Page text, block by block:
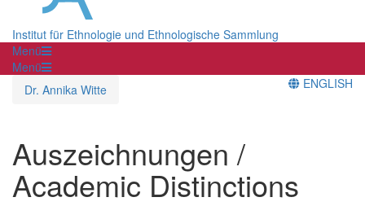
Institut für Ethnologie und Ethnologische Sammlung
Menü
Menü
Dr. Annika Witte
ENGLISH
Auszeichnungen /
Academic Distinctions